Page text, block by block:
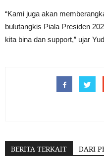
“Kami juga akan
bulutangkis Piala Presiden
kita bina dan support,” ujar
BERITA TERKAIT DARI